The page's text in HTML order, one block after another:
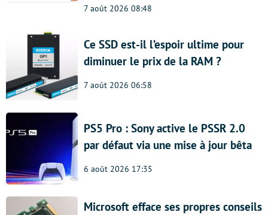
7 août 2026 08:48
Ce SSD est-il l’espoir ultime pour
diminuer le prix de la RAM ?
7 août 2026 06:58
PS5 Pro : Sony active le PSSR 2.0
par défaut via une mise à jour bêta
6 août 2026 17:35
Microsoft efface ses propres conseils